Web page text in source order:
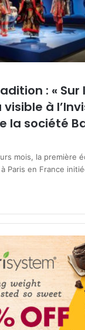
: « Sur
à
la société
mois, la première
Paris en France